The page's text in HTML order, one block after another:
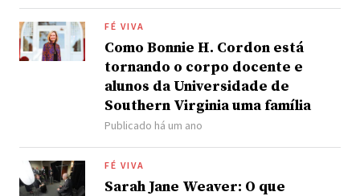
FÉ VIVA
Como Bonnie H. Cordon está
tornando o corpo docente e
alunos da Universidade de
Southern Virginia uma família
Publicado há um ano
FÉ VIVA
Sarah Jane Weaver: O que